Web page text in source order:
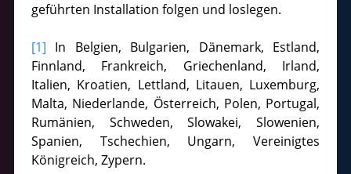
geführten Installation folgen und loslegen.
[1] In Belgien, Bulgarien, Dänemark, Estland,
Finnland, Frankreich, Griechenland, Irland,
Italien, Kroatien, Lettland, Litauen, Luxemburg,
Malta, Niederlande, Österreich, Polen, Portugal,
Rumänien, Schweden, Slowakei, Slowenien,
Spanien, Tschechien, Ungarn, Vereinigtes
Königreich, Zypern.